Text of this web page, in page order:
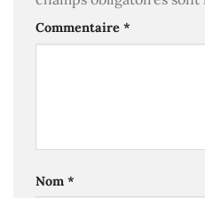
Commentaire *
Nom *